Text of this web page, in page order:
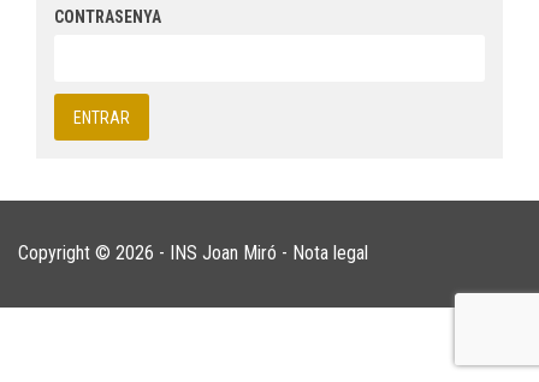
CONTRASENYA
Copyright © 2026 - INS Joan Miró - Nota legal